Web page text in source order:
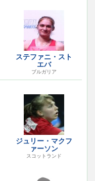
ステファニ・スト
エバ
ブルガリア
ジュリー・マクフ
ァーソン
スコットランド